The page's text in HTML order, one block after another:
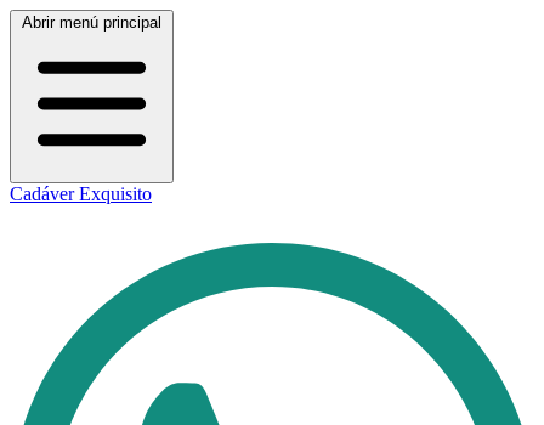
Abrir menú principal
Cadáver Exquisito